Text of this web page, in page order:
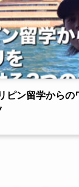
ピン留学から